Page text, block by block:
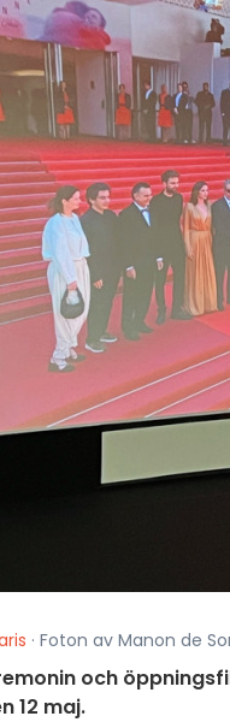
· Foton av Manon de
och
12 maj.